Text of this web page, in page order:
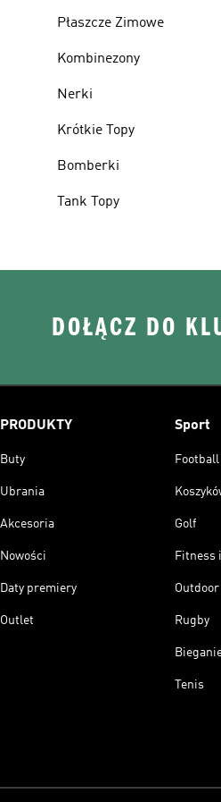
Płaszcze Zimowe
Kombinezony
Nerki
Krótkie Topy
Bomberki
Tank Topy
DOŁĄCZ DO
PRODUKTY
Buty
Ubrania
Akcesoria
Nowości
Daty premiery
Outlet
Sport
Football
Golf
Fitness
Outdoor
Rugby
Tenis